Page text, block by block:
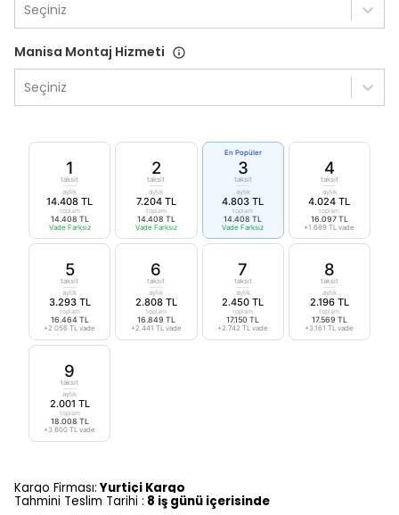
Seçiniz
Manisa Montaj Hizmeti
Seçiniz
1
taksit
aylık
14.408 TL
toplam
14.408 TL
Vade Farksız
2
taksit
aylık
7.204 TL
toplam
14.408 TL
Vade Farksız
En Popüler
3
taksit
aylık
4.803 TL
toplam
14.408 TL
Vade Farksız
4
taksit
aylık
4.024 TL
toplam
16.097 TL
+1.689 TL vade
5
taksit
aylık
3.293 TL
toplam
16.464 TL
+2.056 TL vade
6
taksit
aylık
2.808 TL
toplam
16.849 TL
+2.441 TL vade
7
taksit
aylık
2.450 TL
toplam
17.150 TL
+2.742 TL vade
8
taksit
aylık
2.196 TL
toplam
17.569 TL
+3.161 TL vade
9
taksit
aylık
2.001 TL
toplam
18.008 TL
+3.600 TL vade
Kargo Firması: Yurtiçi Kargo
Tahmini Teslim Tarihi : 8 iş günü içerisinde